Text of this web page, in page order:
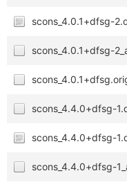
scons_4.0.1+dfsg-
scons_4.0.1+dfsg-
scons_4.4.0+dfsg-
scons_4.4.0+dfsg-
scons_4.4.0+dfsg-